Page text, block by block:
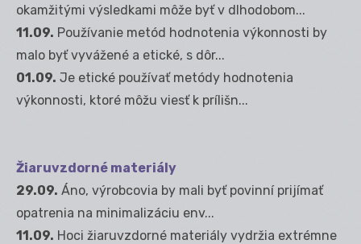
okamžitými výsledkami môže byť v dlhodobom...
11.09. Používanie metód hodnotenia výkonnosti by
malo byť vyvážené a etické, s dôr...
01.09. Je etické používať metódy hodnotenia
výkonnosti, ktoré môžu viesť k prílišn...
Žiaruvzdorné materiály
29.09. Áno, výrobcovia by mali byť povinní prijímať
opatrenia na minimalizáciu env...
11.09. Hoci žiaruvzdorné materiály vydržia extrémne